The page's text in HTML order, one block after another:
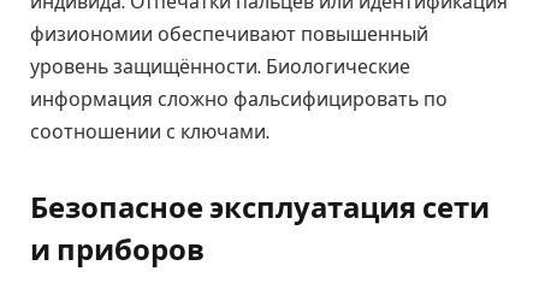
физиономии обеспечивают повышенный
уровень защищённости. Биологические
информация сложно фальсифицировать по
соотношении с ключами.
Безопасное эксплуатация сети
и приборов